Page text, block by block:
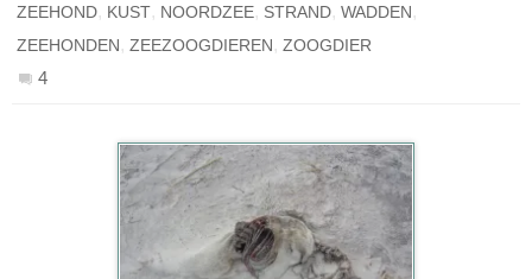
ZEEHOND, KUST, NOORDZEE, STRAND, WADDEN,
ZEEHONDEN, ZEEZOOGDIEREN, ZOOGDIER
4